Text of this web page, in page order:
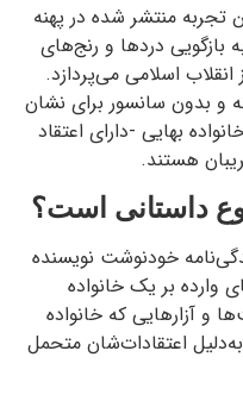
تجربه‌ منتشر شده در پهنه
بازگویی دردها و رنج‌های
اسلامی می‌پردازد.
و بدون سانسور برای نشان
بهایی -دارای اعتقاد
هستند.
داستانی است؟
خودنوشت نویسنده
بر یک خانواده
و آزارهایی که خانواده
اعتقادات‌شان متحمل